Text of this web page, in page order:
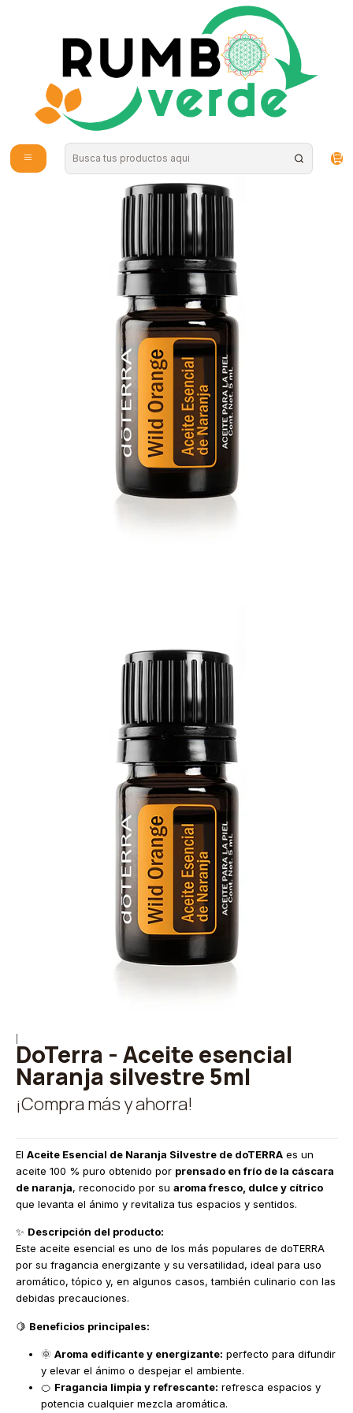
Envío gratis por compras sobre los 59.990 en la provincia de Santiago
Aromaterapia y Bienestar
DoTerra - Aceite esencial Naranja silvestre 5ml
DoTerra - Aceite esencial
Naranja silvestre 5ml
¡Compra más y ahorra!
El Aceite Esencial de Naranja Silvestre de doTERRAes un
aceite 100 % puro obtenido por prensado en frío de la cáscara
de naranja, reconocido por su aroma fresco, dulce y cítrico
que levanta el ánimo y revitaliza tus espacios y sentidos.
✨ Descripción del producto:
Este aceite esencial es uno de los más populares de doTERRA
por su fragancia energizante y su versatilidad, ideal para uso
aromático, tópico y, en algunos casos, también culinario con las
debidas precauciones.
🍋 Beneficios principales:
🌞 Aroma edificante y energizante: perfecto para difundir
y elevar el ánimo o despejar el ambiente.
🍊 Fragancia limpia y refrescante: refresca espacios y
potencia cualquier mezcla aromática.